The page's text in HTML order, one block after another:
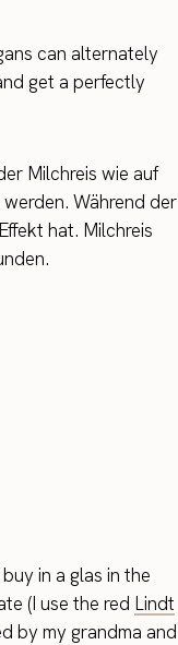
can alternately
get a perfectly
Milchreis wie auf
Während der
hat. Milchreis
in a glas in the
(I use the red Lindt
by my grandma and